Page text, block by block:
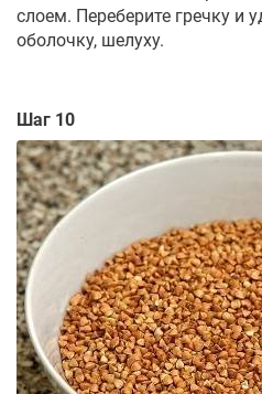
слоем. Переберите гречку и
оболочку, шелуху.
Шаг 10